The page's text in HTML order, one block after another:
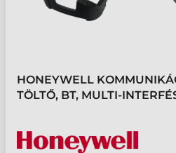
HONEYWELL
TÖLTŐ, BT, MULTI-